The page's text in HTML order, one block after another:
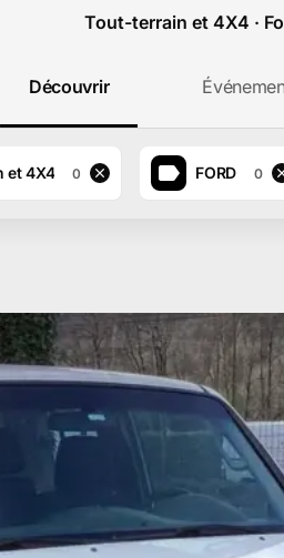
Tout-terrain et 4X4 ·
Découvrir
et 4X4 0 FORD 0